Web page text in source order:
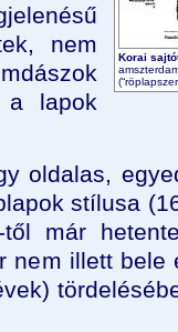
Korai
nem
a lapok
oldalas,
stílusa
től már
nem illett bele